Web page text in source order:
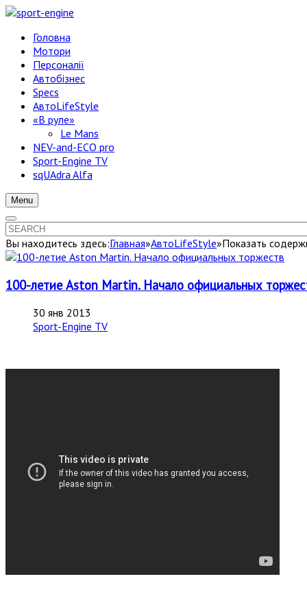
Головна
Мотори
Персоналії
Автобізнес
Specs
АвтоLifeStyle
«В руле»
Le Mans
NEV-and-ECO pro
Sport-Engine TV
sqUAdra Alfa
Menu
Вы находитесь здесь:Главная»АвтоLifeStyle»Показать
100-летие Aston Martin. Начало официальных
30 янв 2013
Sport-Engine TV